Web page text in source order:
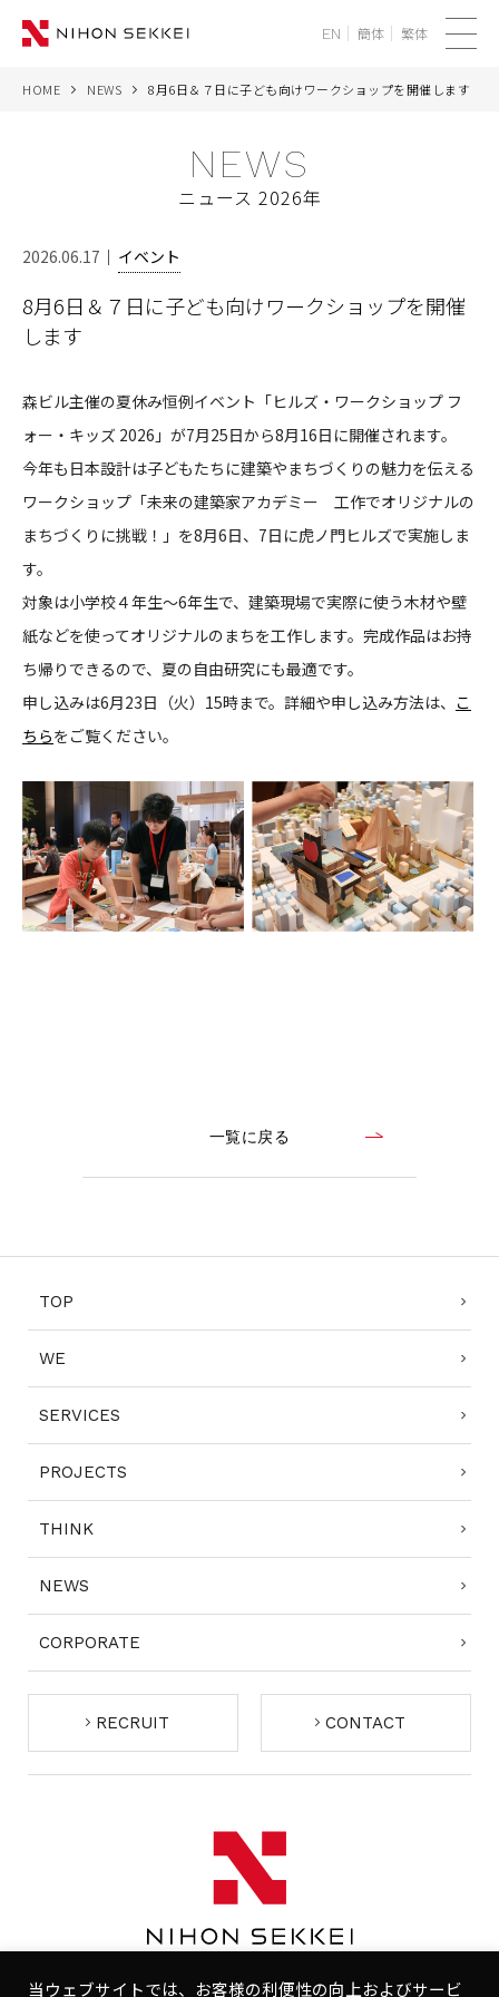
ニ
NEWS
CORPORATE
CONTACT
コンプライアンスポリシー プライバシーポリシー ご利用規約
EN 簡体 繁体
HOME NEWS 8月6日＆７日に子ども向けワークショップを開催します
NEWS
ニュース 2026年
2026.06.17 イベント
8月6日＆７日に子ども向けワークショップを開催
します
森ビル主催の夏休み恒例イベント「ヒルズ・ワークショップ フ
ォー・キッズ 2026」が7月25日から8月16日に開催されます。
今年も日本設計は子どもたちに建築やまちづくりの魅力を伝える
ワークショップ「未来の建築家アカデミー 工作でオリジナルの
まちづくりに挑戦！」を8月6日、7日に虎ノ門ヒルズで実施しま
す。
対象は小学校４年生～6年生で、建築現場で実際に使う木材や壁
紙などを使ってオリジナルのまちを工作します。完成作品はお持
ち帰りできるので、夏の自由研究にも最適です。
申し込みは6月23日（火）15時まで。詳細や申し込み方法は、 こ
ちらをご覧ください。
一覧に戻る
TOP
WE
SERVICES
PROJECTS
THINK
NEWS
CORPORATE
RECRUIT CONTACT
当ウェブサイトでは、お客様の利便性の向上およびサービ